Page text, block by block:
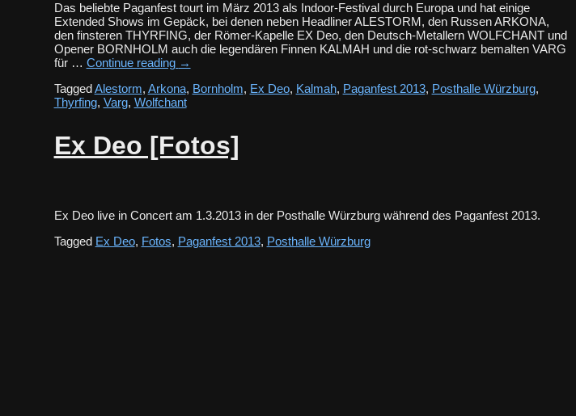
Das beliebte Paganfest tourt im März 2013 als Indoor-Festival durch Europa und hat einige
Extended Shows im Gepäck, bei denen neben Headliner ALESTORM, den Russen ARKONA,
den finsteren THYRFING, der Römer-Kapelle EX Deo, den Deutsch-Metallern WOLFCHANT und
Opener BORNHOLM auch die legendären Finnen KALMAH und die rot-schwarz bemalten VARG
für … Continue reading →
TaggedAlestorm, Arkona, Bornholm, Ex Deo, Kalmah, Paganfest 2013, Posthalle Würzburg,
Thyrfing, Varg, Wolfchant
Ex Deo [Fotos]
Ex Deo live in Concert am 1.3.2013 in der Posthalle Würzburg während des Paganfest 2013.
Tagged Ex Deo, Fotos, Paganfest 2013, Posthalle Würzburg